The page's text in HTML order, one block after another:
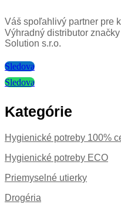
Váš spoľahlivý partner pre
Výhradný distributor
Solution s.r.o.
Sledova
Sledova
Kategórie
Hygienické potreby 100%
Hygienické potreby ECO
Priemyselné utierky
Drogéria